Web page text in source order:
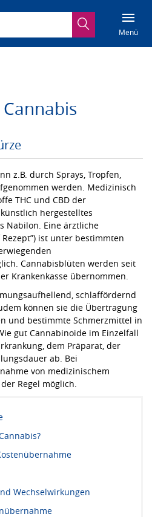
SucheMenü
z.B. durch Sprays, Tropfen,
werden. Medizinisch
THC und CBD der
hergestelltes
Nabilon. Eine ärztliche
ist unter bestimmten
Cannabisblüten werden seit
Krankenkasse übernommen.
schlaffördernd
können sie die Übertragung
und bestimmte Schmerzmittel in
gut Cannabinoide im Einzelfall
dem Präparat, der
ab. Bei
von medizinischem
Regel möglich.
Wechselwirkungen